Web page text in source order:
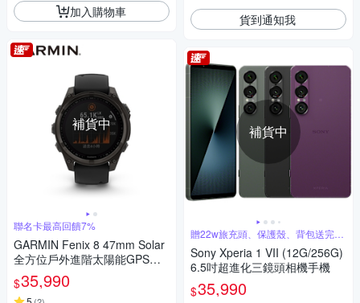
加入購物車
補貨中
聯名卡最高回饋7%
GARMIN Fenix 8 47mm Solar
全方位戶外進階太陽能GPS智
慧腕錶
$35,990
貨到通知我
補貨中
贈22w旅充頭、保護殼、背包送完為
止
Sony Xperia 1 VII (12G/256G)
6.5吋超進化三鏡頭相機手機
$35,990